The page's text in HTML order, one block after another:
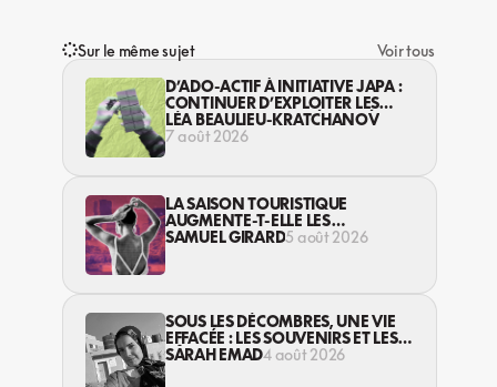
Sur le même sujet
Voir tous
D’ADO-ACTIF À INITIATIVE JAPA :
CONTINUER D’EXPLOITER LES
JEUNES… DANS LA LÉGALITÉ?
LÉA BEAULIEU-KRATCHANOV
7 août 2026
LA SAISON TOURISTIQUE
AUGMENTE-T-ELLE LES
VIOLENCES CONTRE LES
SAMUEL GIRARD5 août 2026
SOUS LES DÉCOMBRES, UNE VIE
EFFACÉE : LES SOUVENIRS ET LES
RÊVES PERDUS DES HABITANT·ES
SARAH EMAD4 août 2026